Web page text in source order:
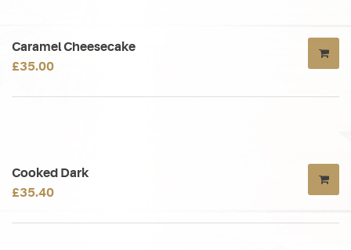
Caramel Cheesecake
£35.00
Cooked Dark
£35.40